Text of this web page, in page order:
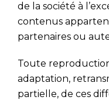
de la société à
contenus
partenaires ou
Toute
adaptation,
partielle, de ces